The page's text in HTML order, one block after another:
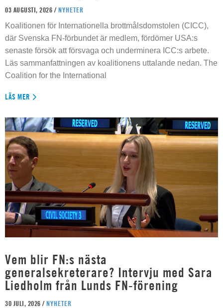
03 AUGUSTI, 2026 / NYHETER
Koalitionen för Internationella brottmålsdomstolen (CICC),
där Svenska FN-förbundet är medlem, fördömer USA:s
senaste försök att försvaga och underminera ICC:s arbete.
Läs sammanfattningen av koalitionens uttalande nedan. The
Coalition for the International
LÄS MER
Vem blir FN:s nästa
generalsekreterare? Intervju med Sara
Liedholm från Lunds FN-förening
30 JULI, 2026 / NYHETER